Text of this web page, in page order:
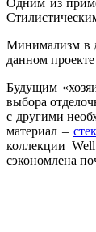
Минимализм в
данном
Будущим
выбора
с другими
материал –
коллекции
сэкономлена